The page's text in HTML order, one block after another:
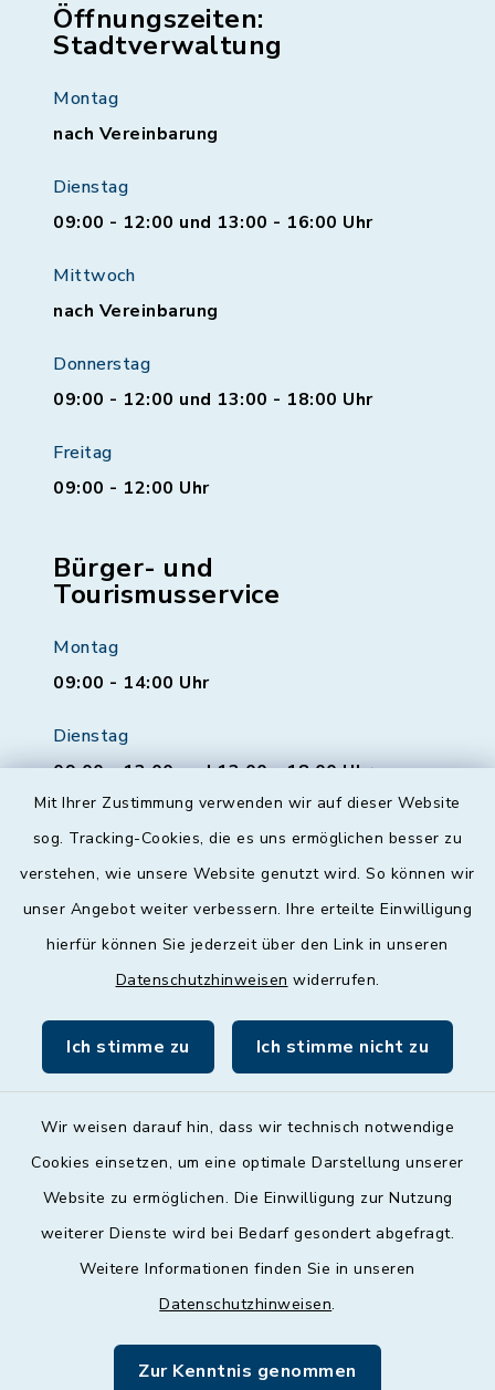
Mit Ihrer Zustimmung verwenden wir auf dieser Website
sog. Tracking-Cookies, die es uns ermöglichen besser zu
verstehen, wie unsere Website genutzt wird. So können wir
unser Angebot weiter verbessern. Ihre erteilte Einwilligung
hierfür können Sie jederzeit über den Link in unseren
Datenschutzhinweisen widerrufen.
Ich stimme zu Ich stimme nicht zu
Wir weisen darauf hin, dass wir technisch notwendige
Cookies einsetzen, um eine optimale Darstellung unserer
Website zu ermöglichen. Die Einwilligung zur Nutzung
weiterer Dienste wird bei Bedarf gesondert abgefragt.
Weitere Informationen finden Sie in unseren
Datenschutzhinweisen.
Zur Kenntnis genommen
Öffnungszeiten:
Stadtverwaltung
Montag
nach Vereinbarung
Dienstag
09:00 - 12:00 und 13:00 - 16:00 Uhr
Mittwoch
nach Vereinbarung
Donnerstag
09:00 - 12:00 und 13:00 - 18:00 Uhr
Freitag
09:00 - 12:00 Uhr
Bürger- und
Tourismusservice
Montag
09:00 - 14:00 Uhr
Dienstag
09:00 - 12:00 und 13:00 - 18:00 Uhr
Donnerstag
09:00 - 12:00 und 13:00 - 18:00 Uhr
09:00 - 12:00 Uhr
Barrierefreiheit